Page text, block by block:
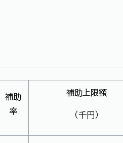
補助
率
補助上限額
（千円）